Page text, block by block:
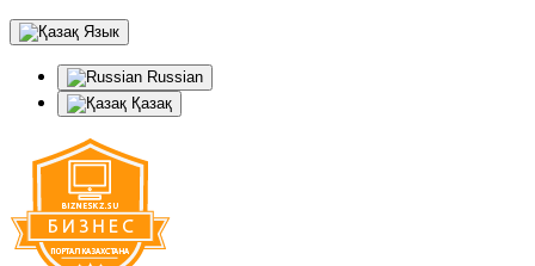
Язык
Russian
Қазақ